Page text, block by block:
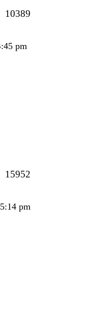
10389
pm
15952
pm